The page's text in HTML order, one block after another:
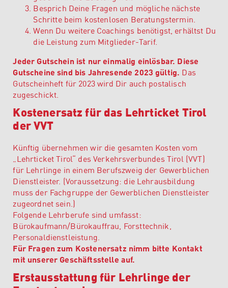
Besprich Deine Fragen und mögliche nächste
Schritte beim kostenlosen Beratungstermin.
Wenn Du weitere Coachings benötigst, erhältst Du
die Leistung zum Mitglieder-Tarif.
Jeder Gutschein ist nur einmalig einlösbar. Diese
Gutscheine sind bis Jahresende 2023 gültig. Das
Gutscheinheft für 2023 wird Dir auch postalisch
zugeschickt.
Kostenersatz für das Lehrticket Tirol
der VVT
Künftig übernehmen wir die gesamten Kosten vom
„Lehrticket Tirol“ des Verkehrsverbundes Tirol (VVT)
für Lehrlinge in einem Berufszweig der Gewerblichen
Dienstleister. (Voraussetzung: die Lehrausbildung
muss der Fachgruppe der Gewerblichen Dienstleister
zugeordnet sein.)
Folgende Lehrberufe sind umfasst:
Bürokaufmann/Bürokauffrau, Forsttechnik,
Personaldienstleistung.
Für Fragen zum Kostenersatz nimm bitte Kontakt
mit unserer Geschäftsstelle auf.
Erstausstattung für Lehrlinge der